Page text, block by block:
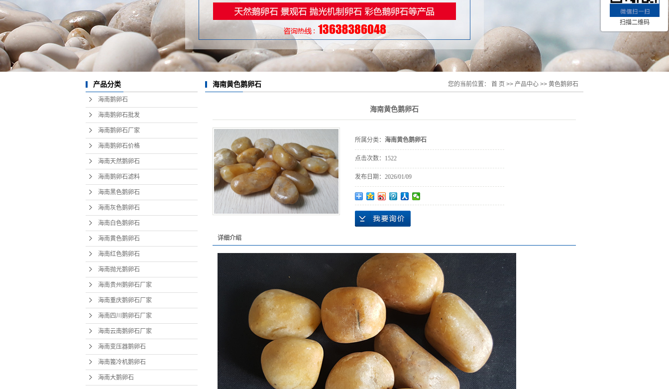
海南天然鹅卵石
海南灰色鹅卵石
海南白色鹅卵石
海南红色鹅卵石
海南抛光鹅卵石
海南贵州鹅卵石厂家
海南重庆鹅卵石厂家
海南四川鹅卵石厂家
海南云南鹅卵石厂家
海南变压器鹅卵石
海南篦冷机鹅卵石
海南海砂滤料厂家
产品分类
海南鹅卵石
海南鹅卵石批发
海南鹅卵石厂家
海南鹅卵石价格
海南天然鹅卵石
海南鹅卵石滤料
海南黑色鹅卵石
海南灰色鹅卵石
海南白色鹅卵石
海南黄色鹅卵石
海南红色鹅卵石
海南抛光鹅卵石
海南贵州鹅卵石厂家
海南重庆鹅卵石厂家
海南四川鹅卵石厂家
海南云南鹅卵石厂家
海南变压器鹅卵石
海南篦冷机鹅卵石
海南大鹅卵石
海南黄色鹅卵石 您的当前位置： 首 页 >> 产品中心 >> 黄色鹅卵石
海南黄色鹅卵石
所属分类： 海南黄色鹅卵石
点击次数： 1522
发布日期： 2026/01/09
详细介绍
扫描二维码